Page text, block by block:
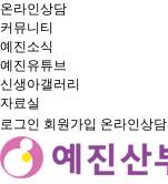
온라인상담
커뮤니티
예진소식
예진유튜브
신생아갤러리
자료실
로그인 회원가입 온라인상담